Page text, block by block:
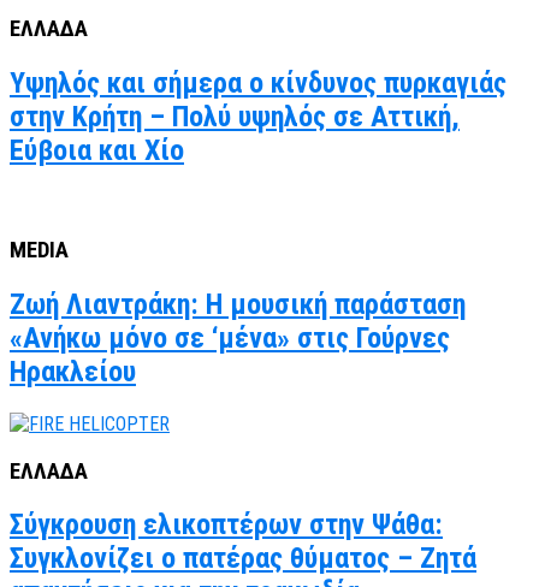
ΕΛΛΑΔΑ
Υψηλός και σήμερα ο κίνδυνος πυρκαγιάς
στην Κρήτη – Πολύ υψηλός σε Αττική,
Εύβοια και Χίο
MEDIA
Ζωή Λιαντράκη: Η μουσική παράσταση
«Ανήκω μόνο σε ‘μένα» στις Γούρνες
Ηρακλείου
ΕΛΛΑΔΑ
Σύγκρουση ελικοπτέρων στην Ψάθα:
Συγκλονίζει ο πατέρας θύματος – Ζητά